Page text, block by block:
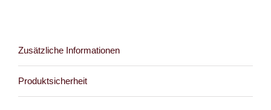
Zusätzliche Informationen
Produktsicherheit